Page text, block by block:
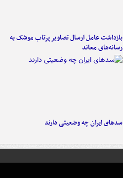
بازداشت عامل ارسال تصاویر پرتاب موشک به
رسانه‌های معاند
سدهای ایران چه وضعیتی دارند